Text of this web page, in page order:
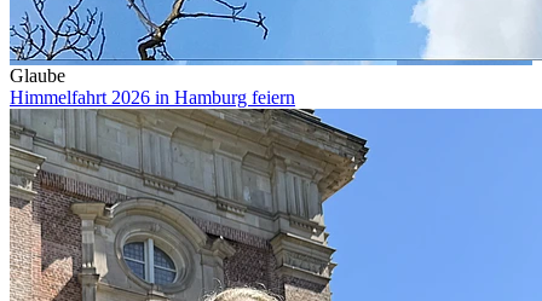
Glaube
Himmelfahrt 2026 in Hamburg feiern